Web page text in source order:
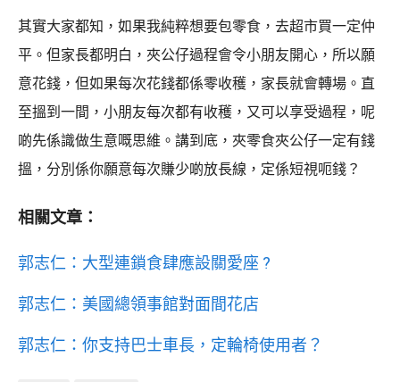
其實大家都知，如果我純粹想要包零食，去超市買一定仲
平。但家長都明白，夾公仔過程會令小朋友開心，所以願
意花錢，但如果每次花錢都係零收穫，家長就會轉場。直
至搵到一間，小朋友每次都有收穫，又可以享受過程，呢
啲先係識做生意嘅思維。講到底，夾零食夾公仔一定有錢
搵，分別係你願意每次賺少啲放長線，定係短視呃錢？
相關文章：
郭志仁：大型連鎖食肆應設關愛座 ?
郭志仁：美國總領事館對面間花店
郭志仁：你支持巴士車長，定輪椅使用者？